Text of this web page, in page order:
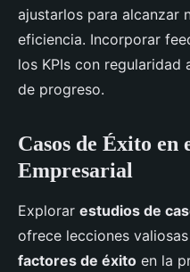
ajustarlos para alcanzar
eficiencia. Incorporar
los KPIs con regularidad
de progreso.
Casos de Éxito en
Empresarial
Explorar estudios de
ofrece lecciones
factores de éxito en la